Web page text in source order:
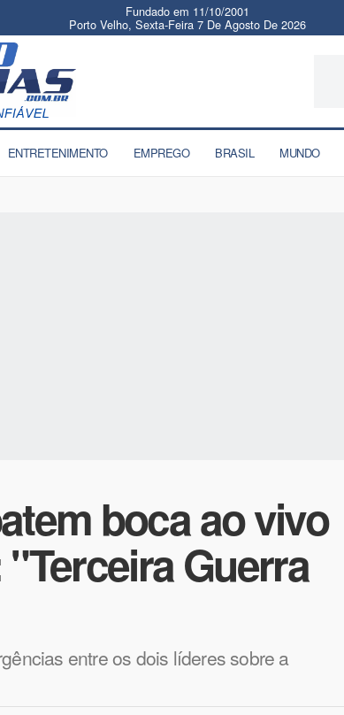
Fundado em 11/10/2001
Porto Velho, Sexta-Feira 7 De Agosto De 2026
ENTRETENIMENTO EMPREGO BRASIL MUNDO
boca ao vivo
Guerra
entre os dois líderes sobre a